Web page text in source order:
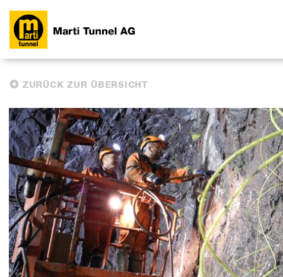
ZURÜCK ZUR ÜBERSICHT